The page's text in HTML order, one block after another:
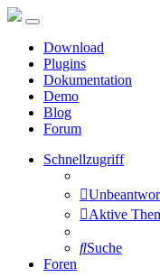
Download
Plugins
Dokumentation
Demo
Blog
Forum
Schnellzugriff
Aktive
Suche
Foren